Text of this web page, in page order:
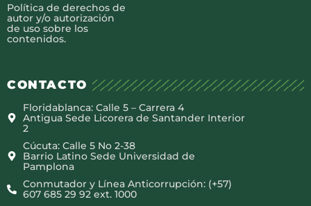
Política de derechos de
autor y/o autorización
de uso sobre los
contenidos.
CONTACTO
Floridablanca: Calle 5 – Carrera 4
Antigua Sede Licorera de Santander Interior
2
Cúcuta: Calle 5 No 2-38
Barrio Latino Sede Universidad de
Pamplona
Conmutador y Línea Anticorrupción: (+57)
607 685 29 92 ext. 1000